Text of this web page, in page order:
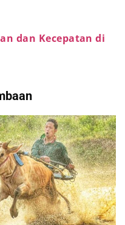
dan Kecepatan di